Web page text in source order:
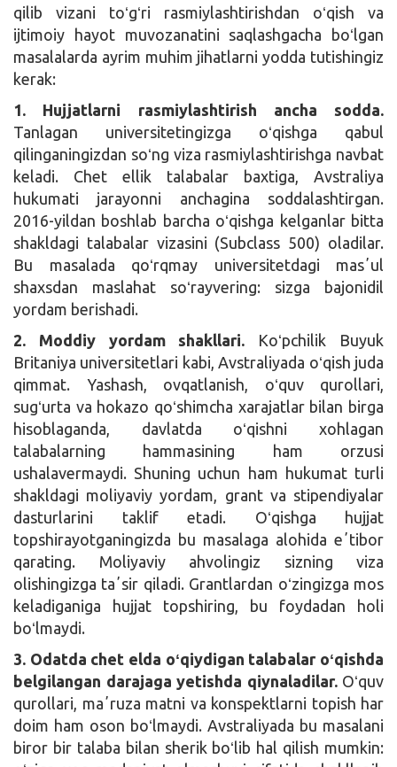
qilib vizani toʻgʻri rasmiylashtirishdan oʻqish va
ijtimoiy hayot muvozanatini saqlashgacha boʻlgan
masalalarda ayrim muhim jihatlarni yodda tutishingiz
kerak:
1. Hujjatlarni rasmiylashtirish ancha sodda.
Tanlagan universitetingizga oʻqishga qabul
qilinganingizdan soʻng viza rasmiylashtirishga navbat
keladi. Chet ellik talabalar baxtiga, Avstraliya
hukumati jarayonni anchagina soddalashtirgan.
2016-yildan boshlab barcha oʻqishga kelganlar bitta
shakldagi talabalar vizasini (Subclass 500) oladilar.
Bu masalada qoʻrqmay universitetdagi masʼul
shaxsdan maslahat soʻrayvering: sizga bajonidil
yordam berishadi.
2. Moddiy yordam shakllari. Koʻpchilik Buyuk
Britaniya universitetlari kabi, Avstraliyada oʻqish juda
qimmat. Yashash, ovqatlanish, oʻquv qurollari,
sugʻurta va hokazo qoʻshimcha xarajatlar bilan birga
hisoblaganda, davlatda oʻqishni xohlagan
talabalarning hammasining ham orzusi
ushalavermaydi. Shuning uchun ham hukumat turli
shakldagi moliyaviy yordam, grant va stipendiyalar
dasturlarini taklif etadi. Oʻqishga hujjat
topshirayotganingizda bu masalaga alohida eʼtibor
qarating. Moliyaviy ahvolingiz sizning viza
olishingizga taʼsir qiladi. Grantlardan oʻzingizga mos
keladiganiga hujjat topshiring, bu foydadan holi
boʻlmaydi.
3. Odatda chet elda oʻqiydigan talabalar oʻqishda
belgilangan darajaga yetishda qiynaladilar.Oʻquv
qurollari, maʼruza matni va konspektlarni topish har
doim ham oson boʻlmaydi. Avstraliyada bu masalani
biror bir talaba bilan sherik boʻlib hal qilish mumkin: